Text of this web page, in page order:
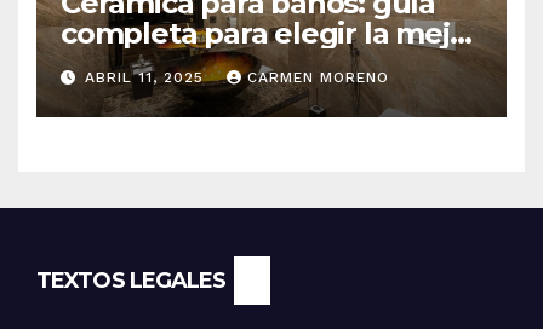
completa para elegir la mejor
opción
ABRIL 11, 2025 CARMEN MORENO
TEXTOS LEGALES